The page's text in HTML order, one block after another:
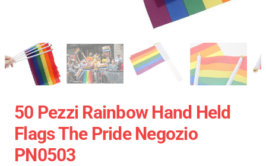
50 Pezzi Rainbow Hand Held
Flags The Pride Negozio
PN0503